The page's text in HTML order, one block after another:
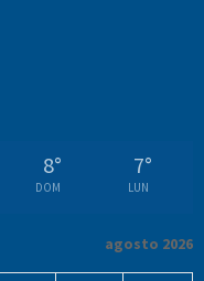
8°
DOM
7°
LUN
agosto 2026